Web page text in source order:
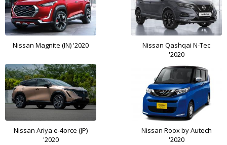
Nissan Magnite (IN) '2020
Nissan Qashqai N-Tec
'2020
Nissan Ariya e-4orce (JP)
'2020
Nissan Roox by Autech
'2020